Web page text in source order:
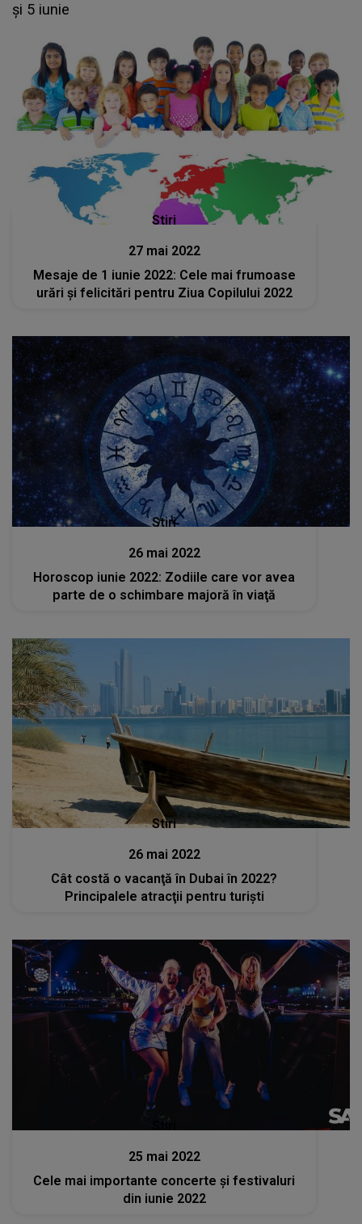
și 5 iunie
Stiri
27 mai 2022
Mesaje de 1 iunie 2022: Cele mai frumoase
urări şi felicitări pentru Ziua Copilului 2022
Stiri
26 mai 2022
Horoscop iunie 2022: Zodiile care vor avea
parte de o schimbare majoră în viaţă
Stiri
26 mai 2022
Cât costă o vacanţă în Dubai în 2022?
Principalele atracţii pentru turişti
25 mai 2022
Cele mai importante concerte şi festivaluri
din iunie 2022